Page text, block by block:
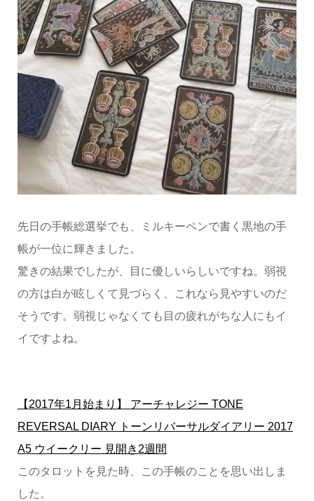
先日の手帳総選挙でも、ミルキーペンで書く黒地の手
帳が一位に輝きました。
驚きの結果でしたが、目に優しいらしいですね。弱視
の方は白が眩しくて見づらく、これなら見やすいのだ
そうです。弱視じゃなくても目の疲れがちな人にもイ
イですよね。
【2017年1月始まり】 アーチャレジー TONE
REVERSAL DIARY トーンリバーサルダイアリー 2017
A5 ウイークリー 見開き2週間
このタロットを見た時、この手帳のことを思い出しま
した。